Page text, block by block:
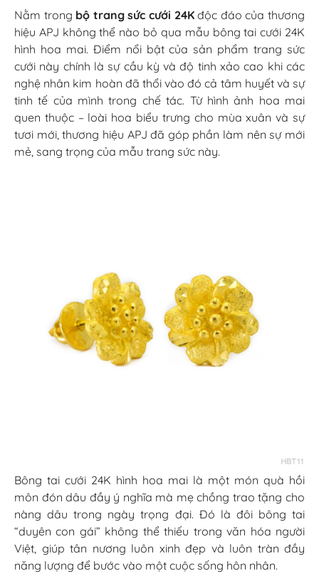
Nằm trong bộ trang sức cưới 24Kđộc đáo của thương
hiệu APJ không thể nào bỏ qua mẫu bông tai cưới 24K
hình hoa mai. Điểm nổi bật của sản phẩm trang sức
cưới này chính là sự cầu kỳ và độ tinh xảo cao khi các
nghệ nhân kim hoàn đã thổi vào đó cả tâm huyết và sự
tinh tế của mình trong chế tác. Từ hình ảnh hoa mai
quen thuộc – loài hoa biểu trưng cho mùa xuân và sự
tươi mới, thương hiệu APJ đã góp phần làm nên sự mới
mẻ, sang trọng của mẫu trang sức này.
Bông tai cưới 24K hình hoa mai là một món quà hồi
môn đón dâu đầy ý nghĩa mà mẹ chồng trao tặng cho
nàng dâu trong ngày trọng đại. Đó là đôi bông tai
“duyên con gái” không thể thiếu trong văn hóa người
Việt, giúp tân nương luôn xinh đẹp và luôn tràn đầy
năng lượng để bước vào một cuộc sống hôn nhân.